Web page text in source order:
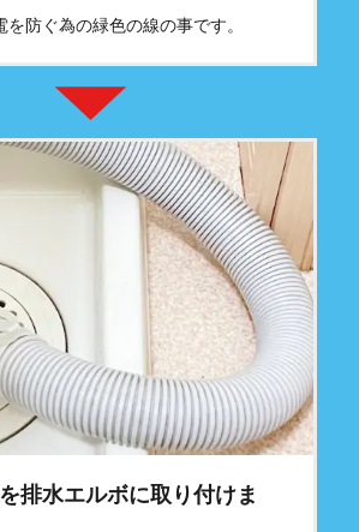
を防ぐ為の緑色の線の事です。
排水エルボに取り付けま